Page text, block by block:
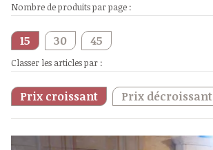
Nombre de produits par page :
15 30 45
Classer les articles par :
Prix croissant Prix décroissant